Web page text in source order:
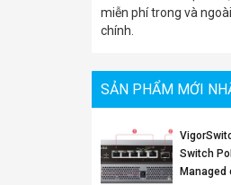
miễn phí trong và
chính.
SẢN PHẨM MỚI
Switch
Managed